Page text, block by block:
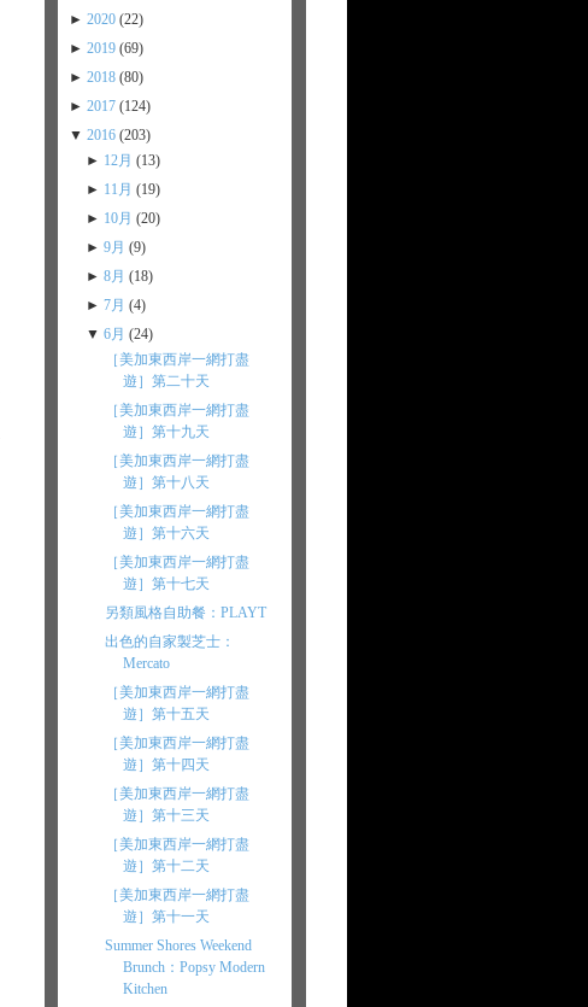
► 2020 (22)
► 2019 (69)
► 2018 (80)
► 2017 (124)
▼ 2016 (203)
► 12月(13)
► 11月(19)
► 10月(20)
►9月(9)
►8月(18)
►7月(4)
▼6月(24)
［美加東西岸一網打盡
遊］第二十天
［美加東西岸一網打盡
遊］第十九天
［美加東西岸一網打盡
遊］第十八天
［美加東西岸一網打盡
遊］第十六天
［美加東西岸一網打盡
遊］第十七天
另類風格自助餐：PLAYT
出色的自家製芝士：
Mercato
［美加東西岸一網打盡
遊］第十五天
［美加東西岸一網打盡
遊］第十四天
［美加東西岸一網打盡
遊］第十三天
［美加東西岸一網打盡
遊］第十二天
［美加東西岸一網打盡
遊］第十一天
Summer Shores Weekend
Brunch：Popsy Modern
Kitchen